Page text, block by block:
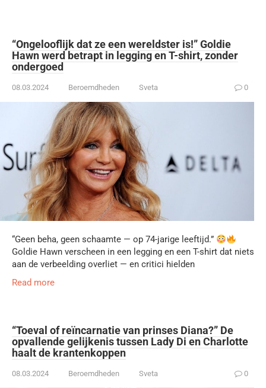
“Ongelooflijk dat ze een wereldster is!” Goldie
Hawn werd betrapt in legging en T-shirt, zonder
ondergoed
08.03.2024 Beroemdheden Sveta 0
“Geen beha, geen schaamte — op 74-jarige leeftijd.”
Goldie Hawn verscheen in een legging en een T-shirt dat niets
aan de verbeelding overliet — en critici hielden
Read more
“Toeval of reïncarnatie van prinses Diana?” De
opvallende gelijkenis tussen Lady Di en Charlotte
haalt de krantenkoppen
08.03.2024 Beroemdheden Sveta 0